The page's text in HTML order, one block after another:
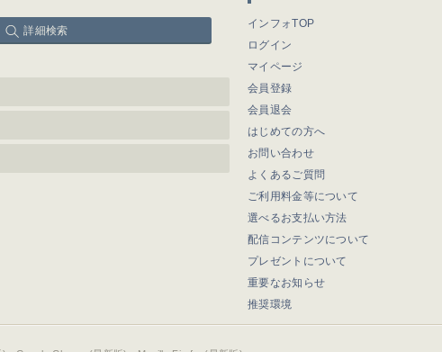
詳細検索
インフォTOP
ログイン
マイページ
会員登録
会員退会
はじめての方へ
お問い合わせ
よくあるご質問
ご利用料金等について
選べるお支払い方法
配信コンテンツについて
プレゼントについて
重要なお知らせ
推奨環境